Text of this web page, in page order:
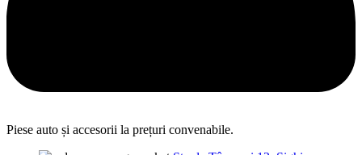
Piese auto și accesorii la prețuri convenabile.